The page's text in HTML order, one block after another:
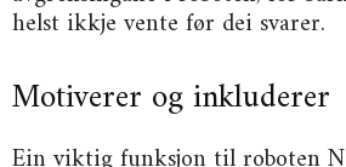
helst ikkje vente før dei svarer.
Motiverer og inkluderer